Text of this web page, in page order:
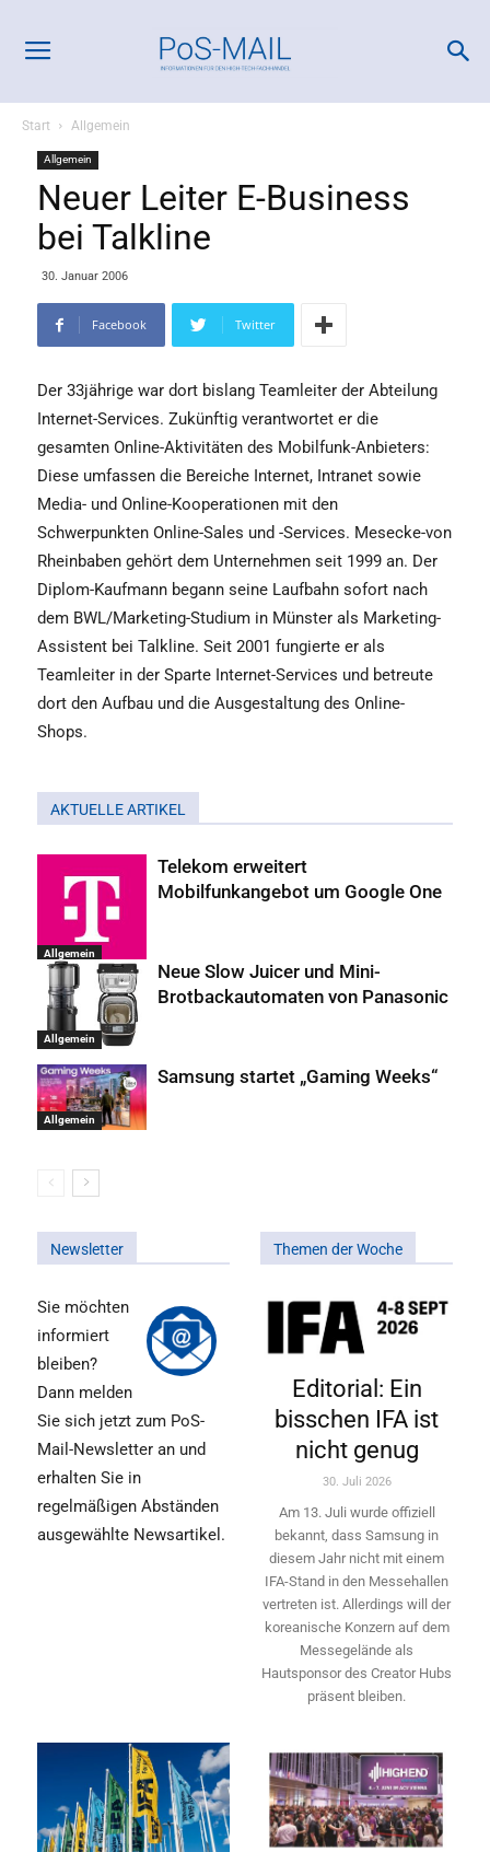
Start Allgemein
Allgemein
Neuer Leiter E-Business
bei Talkline
30. Januar 2006
Facebook Twitter
Der 33jährige war dort bislang Teamleiter der Abteilung
Internet-Services. Zukünftig verantwortet er die
gesamten Online-Aktivitäten des Mobilfunk-Anbieters:
Diese umfassen die Bereiche Internet, Intranet sowie
Media- und Online-Kooperationen mit den
Schwerpunkten Online-Sales und -Services. Mesecke-von
Rheinbaben gehört dem Unternehmen seit 1999 an. Der
Diplom-Kaufmann begann seine Laufbahn sofort nach
dem BWL/Marketing-Studium in Münster als Marketing-
Assistent bei Talkline. Seit 2001 fungierte er als
Teamleiter in der Sparte Internet-Services und betreute
dort den Aufbau und die Ausgestaltung des Online-
Shops.
AKTUELLE ARTIKEL
Allgemein
Telekom erweitert
Mobilfunkangebot um Google One
Allgemein
Neue Slow Juicer und Mini-
Brotbackautomaten von Panasonic
Allgemein
Samsung startet „Gaming Weeks“
Newsletter
Sie möchten
informiert
bleiben?
Dann melden
Sie sich jetzt zum PoS-
Mail-Newsletter an und
erhalten Sie in
regelmäßigen Abständen
ausgewählte Newsartikel.
Themen der Woche
Editorial: Ein
bisschen IFA ist
nicht genug
30. Juli 2026
Am 13. Juli wurde offiziell
bekannt, dass Samsung in
diesem Jahr nicht mit einem
IFA-Stand in den Messehallen
vertreten ist. Allerdings will ­der
koreanische Konzern auf dem
Messegelände als
Hautsponsor des Creator Hubs
präsent bleiben.